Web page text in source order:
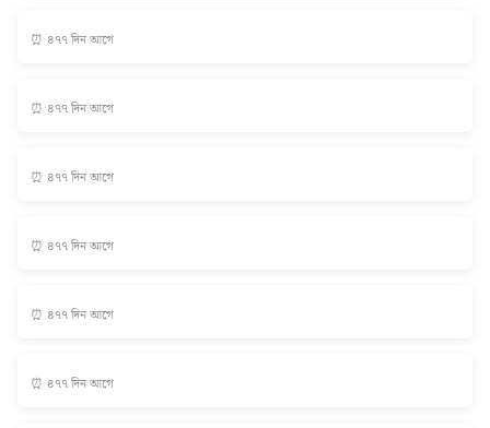
⏰ ৪৭৭ দিন আগে
⏰ ৪৭৭ দিন আগে
⏰ ৪৭৭ দিন আগে
⏰ ৪৭৭ দিন আগে
⏰ ৪৭৭ দিন আগে
⏰ ৪৭৭ দিন আগে